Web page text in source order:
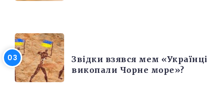
Звідки взявся мем «Українці
викопали Чорне море»?